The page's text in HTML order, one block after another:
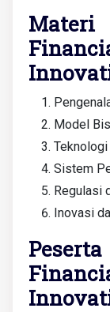
Model
Teknologi
Sistem
Regulasi
Inovasi